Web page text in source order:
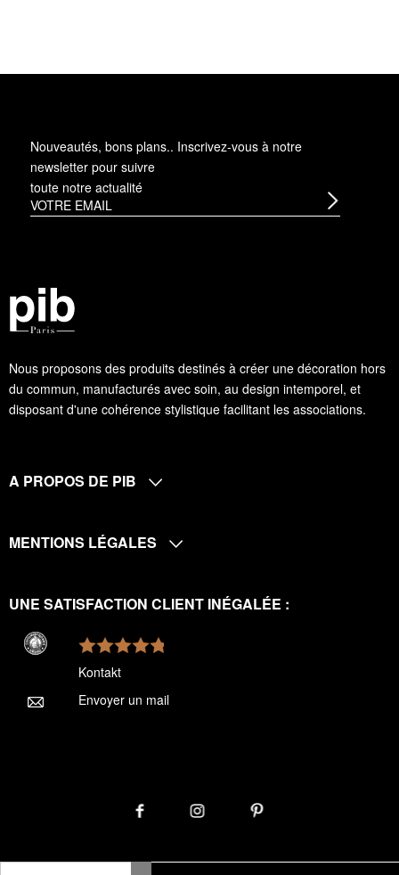
Nous proposons des produits destinés à créer une décoration hors
du commun, manufacturés avec soin, au design intemporel, et
disposant d'une cohérence stylistique facilitant les associations.
Nouveautés, bons plans.. Inscrivez-vous à notre
newsletter pour suivre
toute notre actualité
A PROPOS DE PIB
MENTIONS LÉGALES
UNE SATISFACTION CLIENT INÉGALÉE :
Kontakt
Envoyer un mail